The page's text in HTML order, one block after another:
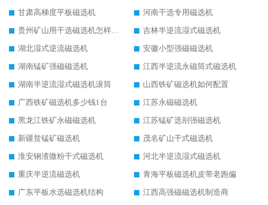
甘肃高梯度平板磁选机
河南干选专用磁选机
贵州矿山用干选磁选机怎样调磁
吉林半逆流湿式磁选机
湖北湿式逆流磁选机
安徽小型强磁磁选机
湖南锰矿强磁磁选机
江西半逆流永磁筒式磁选机
湖南半逆流湿式磁选机滚筒
山西铁矿磁选机如何配置
广西铁矿磁选机多少钱1台
江苏永磁磁选机
黑龙江铁矿永磁磁选机
江苏锰矿选别强磁选机
新疆贫锰矿磁选机
茂名矿山干式磁选机
淮安钢渣微粉干式磁选机
河北半逆流湿式磁选机
重庆半逆流磁选机
青海平板磁选机皮带老跑偏
广东平板水选磁选机结构
江西高强磁磁选机制造商